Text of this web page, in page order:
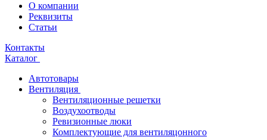
О компании
Реквизиты
Статьи
Контакты
Каталог
Автотовары
Вентиляция
Вентиляционные решетки
Воздухоотводы
Ревизионные люки
Комплектующие для вентиляцонного